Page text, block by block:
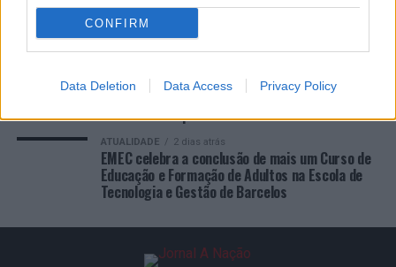
CONFIRM
Data Deletion Data Access Privacy Policy
ÚLTIMAS DESTAQUE VIDEOS
ATUALIDADE 1 dia atrás
Esposende acolhe festival de kitesurf
ATUALIDADE 1 dia atrás
Cinco projetos de Cascais finalistas em
iniciativa europeia
ATUALIDADE 2 dias atrás
EMEC celebra a conclusão de mais um Curso de
Educação e Formação de Adultos na Escola de
Tecnologia e Gestão de Barcelos